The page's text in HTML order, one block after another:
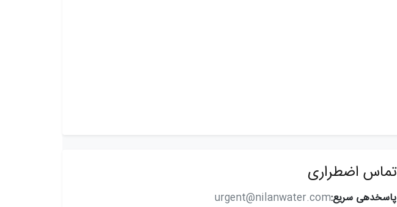
تماس اضطراری
پاسخدهی سریع:urgent@nilanwater.com